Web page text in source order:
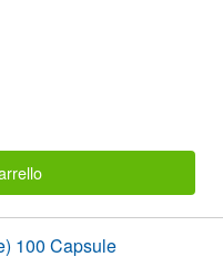
100 Capsule